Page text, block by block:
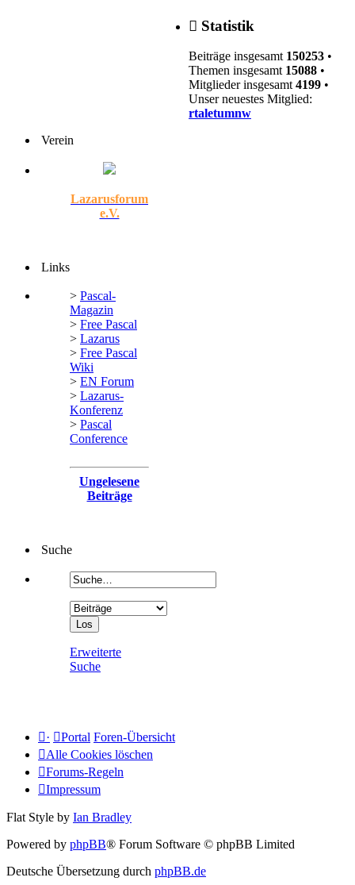
Statistik
Beiträge insgesamt 150253 •
Themen insgesamt 15088 •
Mitglieder insgesamt 4199 •
Unser neuestes Mitglied:
rtaletumnw
Verein
Lazarusforum
e.V.
Links
> Pascal-
Magazin
> Free Pascal
> Lazarus
> Free Pascal
Wiki
> EN Forum
> Lazarus-
Konferenz
> Pascal
Conference
Ungelesene
Beiträge
Suche
Erweiterte
Suche
· Portal Foren-Übersicht
Alle Cookies löschen
Forums-Regeln
Impressum
Flat Style by Ian Bradley
Powered by phpBB® Forum Software © phpBB Limited
Deutsche Übersetzung durch phpBB.de